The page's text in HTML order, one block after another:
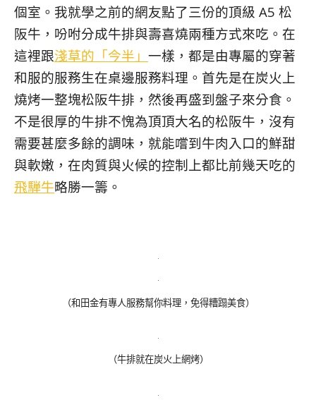
個室。我就學之前的網友點了三份的頂級 A5 松
阪牛，吩咐分成牛排與壽喜燒兩種方式來吃。在
這裡跟淺草的「今半」 一樣，都是由專屬的穿著
和服的服務生在桌邊服務料理。首先是在炭火上
燒烤一整塊松阪牛排，然後再盛到盤子來分食。
不是很厚的牛排不愧為頂頂大名的松阪牛，沒有
需要甚麼多餘的調味，就能嚐到牛肉入口的鮮甜
與軟嫩，在肉質與火候的控制上都比前幾天吃的
飛騨牛略勝一籌。
（和田金有專人服務幫你料理，免得糟蹋美食）
（牛排就在炭火上網烤）